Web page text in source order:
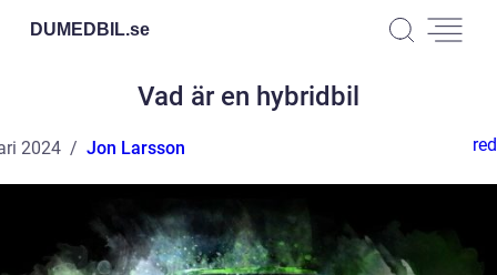
DUMEDBIL.se
Vad är en hybridbil
2024 Jon Larsson